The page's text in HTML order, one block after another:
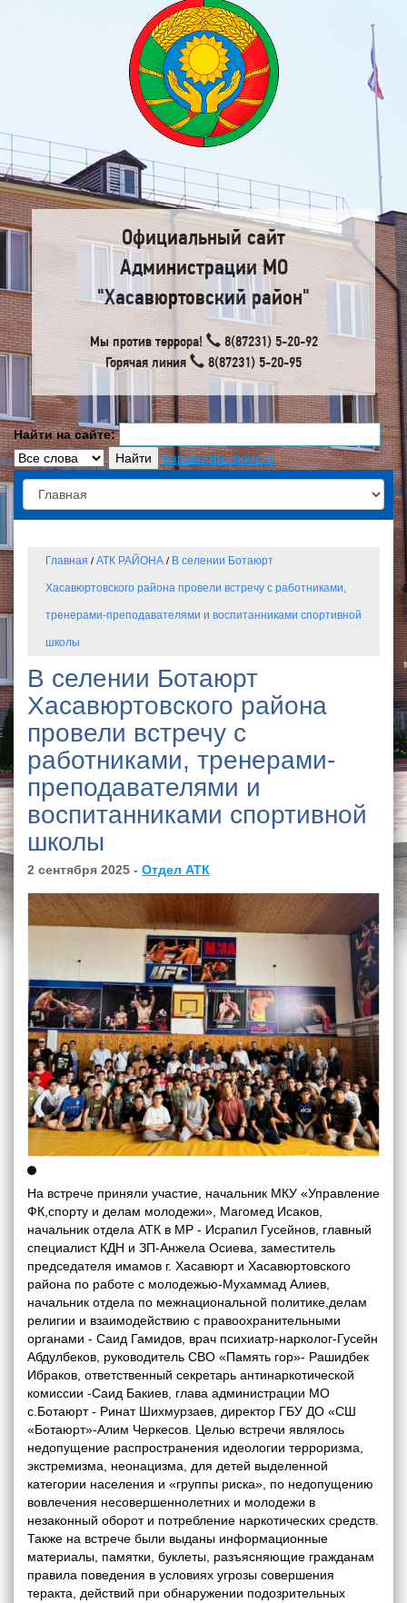
Официальный сайт
Администрации МО
"Хасавюртовский район"
Мы против террора!
8(87231) 5-20-92
Горячая линия
8(87231) 5-20-95
Найти на сайте:
параметры поиска
Главная / АТК РАЙОНА / В селении Ботаюрт
Хасавюртовского района провели встречу с работниками,
тренерами-преподавателями и воспитанниками спортивной
школы
В селении Ботаюрт
Хасавюртовского района
провели встречу с
работниками, тренерами-
преподавателями и
воспитанниками спортивной
школы
2 сентября 2025 - Отдел АТК
На встрече приняли участие, начальник МКУ «Управление
ФК,спорту и делам молодежи», Магомед Исаков,
начальник отдела АТК в МР - Исрапил Гусейнов, главный
специалист КДН и ЗП-Анжела Осиева, заместитель
председателя имамов г. Хасавюрт и Хасавюртовского
района по работе с молодежью-Мухаммад Алиев,
начальник отдела по межнациональной политике,делам
религии и взаимодействию с правоохранительными
органами - Саид Гамидов, врач психиатр-нарколог-Гусейн
Абдулбеков, руководитель СВО «Память гор»- Рашидбек
Ибраков, ответственный секретарь антинаркотической
комиссии -Саид Бакиев, глава администрации МО
с.Ботаюрт - Ринат Шихмурзаев, директор ГБУ ДО «СШ
«Ботаюрт»-Алим Черкесов. Целью встречи являлось
недопущение распространения идеологии терроризма,
экстремизма, неонацизма, для детей выделенной
категории населения и «группы риска», по недопущению
вовлечения несовершеннолетних и молодежи в
незаконный оборот и потребление наркотических средств.
Также на встрече были выданы информационные
материалы, памятки, буклеты, разъясняющие гражданам
правила поведения в условиях угрозы совершения
теракта, действий при обнаружении подозрительных